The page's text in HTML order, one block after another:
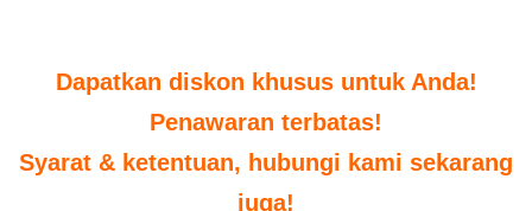
Dapatkan diskon khusus untuk Anda!
Penawaran terbatas!
Syarat & ketentuan, hubungi kami sekarang
juga!